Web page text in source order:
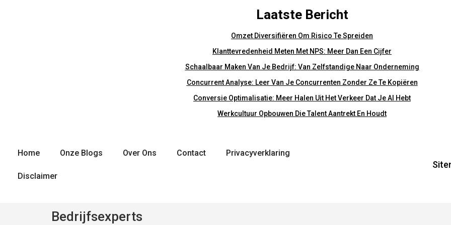
Laatste Bericht
Omzet Diversifiëren Om Risico Te Spreiden
Klanttevredenheid Meten Met NPS: Meer Dan Een Cijfer
Schaalbaar Maken Van Je Bedrijf: Van Zelfstandige Naar Onderneming
Concurrent Analyse: Leer Van Je Concurrenten Zonder Ze Te Kopiëren
Conversie Optimalisatie: Meer Halen Uit Het Verkeer Dat Je Al Hebt
Werkcultuur Opbouwen Die Talent Aantrekt En Houdt
Home Onze Blogs Over Ons Contact Privacyverklaring
Disclaimer
Bedrijfsexperts